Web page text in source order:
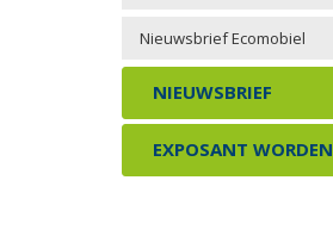
Nieuwsbrief Ecomobiel
NIEUWSBRIEF
EXPOSANT WORDEN